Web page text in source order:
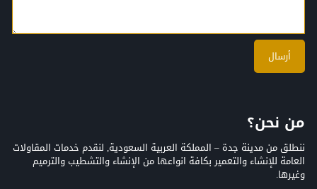
من نحن؟
ننطلق من مدينة جدة – المملكة العربية السعودية, لنقدم خدمات المقاولات
العامة للإنشاء والتعمير بكافة انواعها من الإنشاء والتشطيب والترميم
وغيرها.